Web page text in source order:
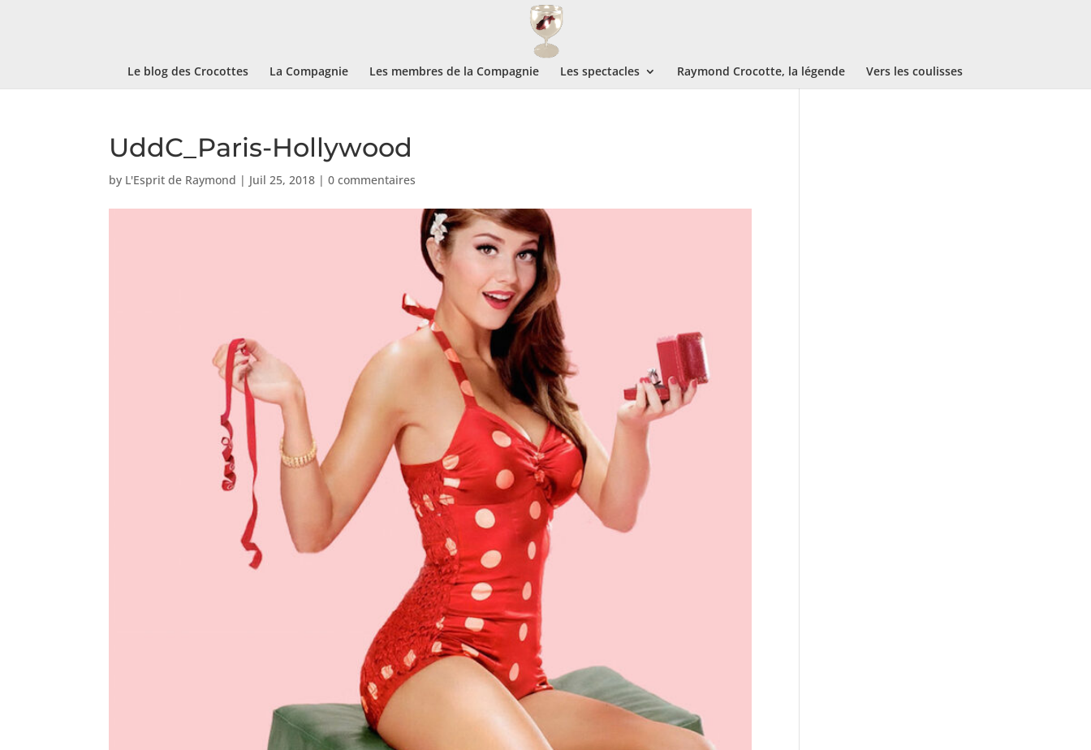
Le blog des Crocottes La Compagnie Les membres de la Compagnie Les spectacles Raymond Crocotte, la légende Vers les coulisses
UddC_Paris-Hollywood
by L'Esprit de Raymond | Juil 25, 2018 |0 commentaires